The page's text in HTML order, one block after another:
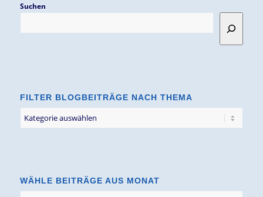
Suchen
FILTER BLOGBEITRÄGE NACH THEMA
Blogbeiträge
WÄHLE BEITRÄGE AUS MONAT